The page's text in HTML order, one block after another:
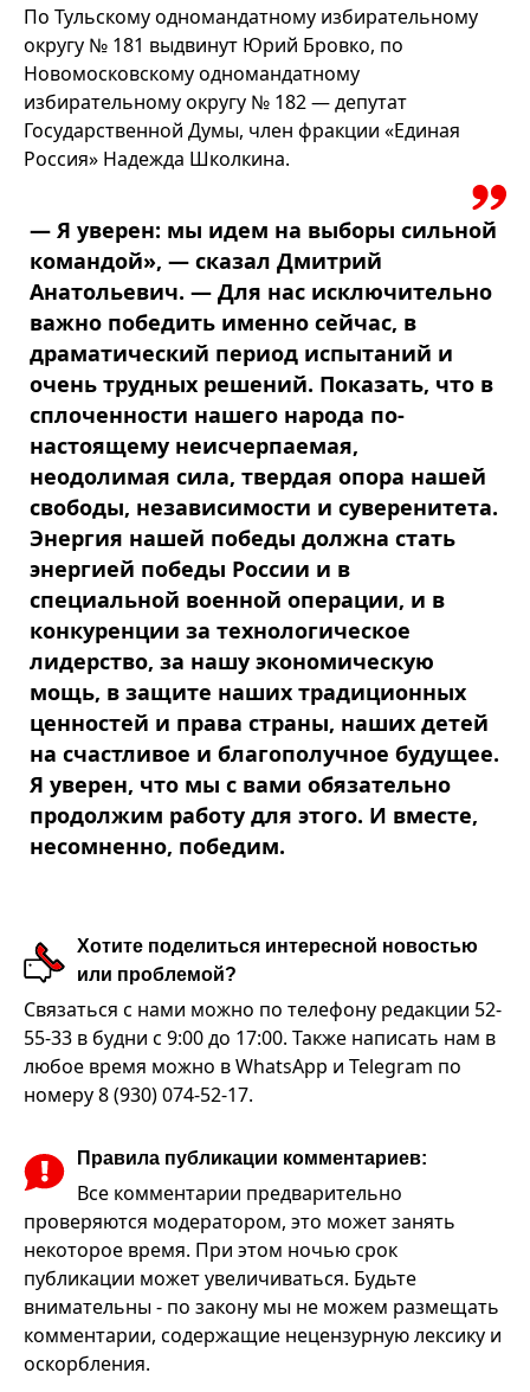
По Тульскому одномандатному избирательному
округу № 181 выдвинут Юрий Бровко, по
Новомосковскому одномандатному
избирательному округу № 182 — депутат
Государственной Думы, член фракции «Единая
Россия» Надежда Школкина.
— Я уверен: мы идем на выборы сильной
командой», — сказал Дмитрий
Анатольевич. — Для нас исключительно
важно победить именно сейчас, в
драматический период испытаний и
очень трудных решений. Показать, что в
сплоченности нашего народа по-
настоящему неисчерпаемая,
неодолимая сила, твердая опора нашей
свободы, независимости и суверенитета.
Энергия нашей победы должна стать
энергией победы России и в
специальной военной операции, и в
конкуренции за технологическое
лидерство, за нашу экономическую
мощь, в защите наших традиционных
ценностей и права страны, наших детей
на счастливое и благополучное будущее.
Я уверен, что мы с вами обязательно
продолжим работу для этого. И вместе,
несомненно, победим.
Хотите поделиться интересной новостью
или проблемой?
Связаться с нами можно по телефону редакции 52-
55-33 в будни с 9:00 до 17:00. Также написать нам в
любое время можно в WhatsApp и Telegram по
номеру 8 (930) 074-52-17.
Правила публикации комментариев:
Все комментарии предварительно
проверяются модератором, это может занять
некоторое время. При этом ночью срок
публикации может увеличиваться. Будьте
внимательны - по закону мы не можем размещать
комментарии, содержащие нецензурную лексику и
оскорбления.